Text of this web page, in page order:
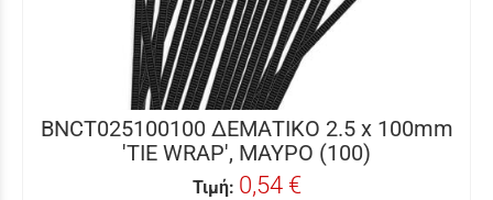
BNCT025100100 ΔΕΜΑΤΙΚΟ 2.5 x 100mm
'TIE WRAP', ΜΑΥΡΟ (100)
Τιμή: 0,54 €